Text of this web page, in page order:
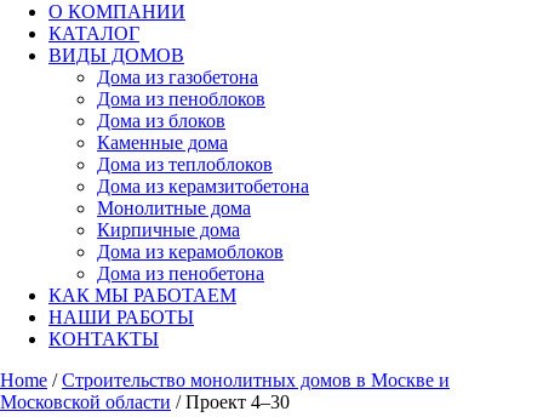
О КОМПАНИИ
КАТАЛОГ
ВИДЫ ДОМОВ
Дома из газобетона
Дома из пеноблоков
Дома из блоков
Каменные дома
Дома из теплоблоков
Дома из керамзитобетона
Монолитные дома
Кирпичные дома
Дома из керамоблоков
Дома из пенобетона
КАК МЫ РАБОТАЕМ
НАШИ РАБОТЫ
КОНТАКТЫ
Home /Строительство монолитных домов в Москве и
Московской области / Проект 4–30